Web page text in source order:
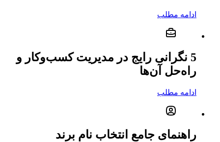
ادامه مطلب
5 نگرانی رایج در مدیریت کسب‌وکار و
راه‌حل آن‌ها
ادامه مطلب
راهنمای جامع انتخاب نام برند